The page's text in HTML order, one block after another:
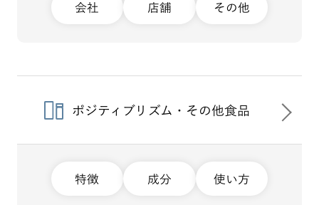
会社 店舗 その他
ポジティブリズム・その他食品
特徴 成分 使い方